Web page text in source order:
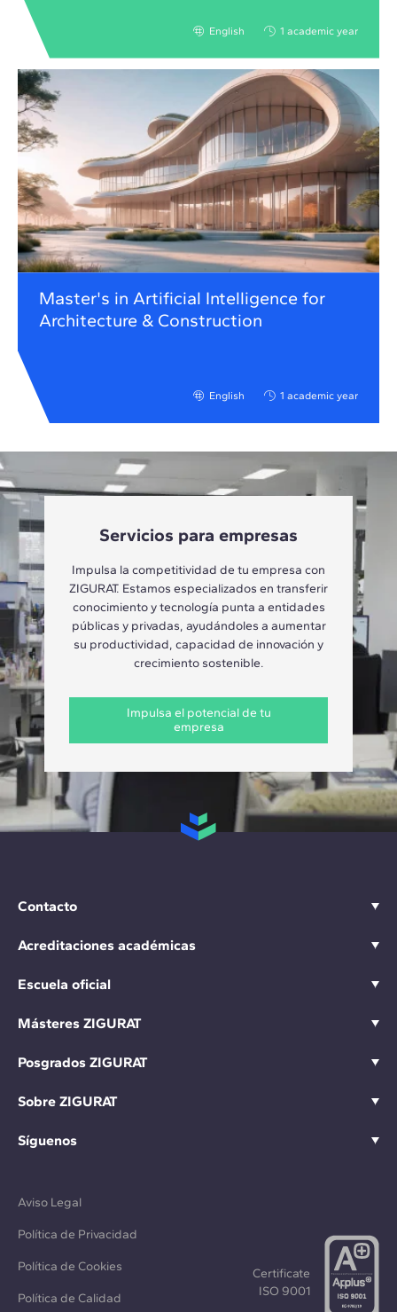
English 1 academic year
Master's in Artificial Intelligence for
Architecture & Construction
English 1 academic year
Servicios para empresas
Impulsa la competitividad de tu empresa con
ZIGURAT. Estamos especializados en transferir
conocimiento y tecnología punta a entidades
públicas y privadas, ayudándoles a aumentar
su productividad, capacidad de innovación y
crecimiento sostenible.
Impulsa el potencial de tu
empresa
Contacto
Acreditaciones académicas
Escuela oficial
Másteres ZIGURAT
Posgrados ZIGURAT
Sobre ZIGURAT
Síguenos
Aviso Legal
Política de Privacidad
Política de Cookies
Política de Calidad
Certificate
ISO 9001